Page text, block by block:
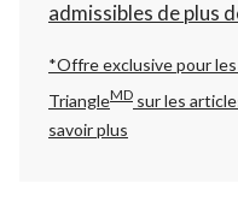
admissibles de plus
*Offre exclusive pour
TriangleMD sur les
savoir plus